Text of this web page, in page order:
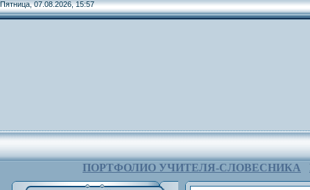
Пятница, 07.08.2026, 15:57
ПОРТФОЛИО УЧИТЕЛЯ-СЛОВЕСНИКА